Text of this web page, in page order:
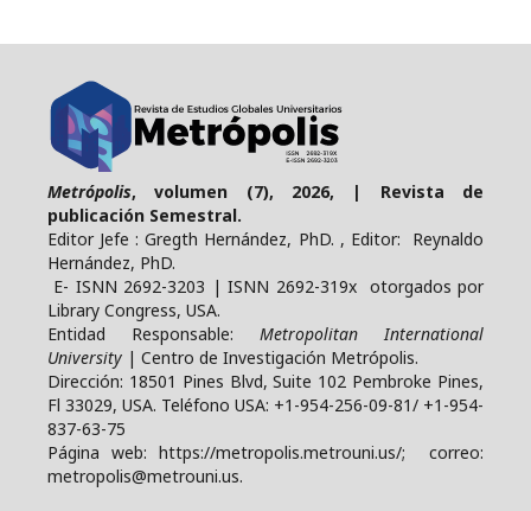
Metrópolis, volumen (7), 2026, | Revista de
publicación Semestral.
Editor Jefe : Gregth Hernández, PhD. , Editor: Reynaldo
Hernández, PhD.
E- ISNN 2692-3203 | ISNN 2692-319x otorgados por
Library Congress, USA.
Entidad Responsable: Metropolitan International
University | Centro de Investigación Metrópolis.
Dirección: 18501 Pines Blvd, Suite 102 Pembroke Pines,
Fl 33029, USA. Teléfono USA: +1-954-256-09-81/ +1-954-
837-63-75
Página web: https://metropolis.metrouni.us/; correo:
metropolis@metrouni.us.